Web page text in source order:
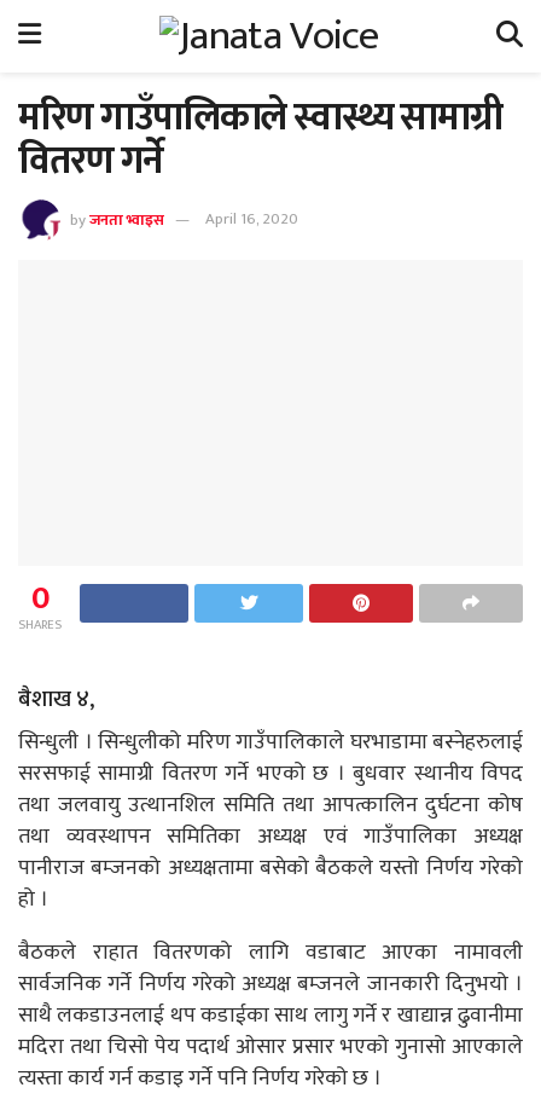
मरिण गाउँपालिकाले स्वास्थ्य सामाग्री
वितरण गर्ने
byजनता भ्वाइस April 16, 2020
0
SHARES
बैशाख ४,
सिन्धुली । सिन्धुलीको मरिण गाउँपालिकाले घरभाडामा बस्नेहरुलाई
सरसफाई सामाग्री वितरण गर्ने भएको छ । बुधवार स्थानीय विपद
तथा जलवायु उत्थानशिल समिति तथा आपत्कालिन दुर्घटना कोष
तथा व्यवस्थापन समितिका अध्यक्ष एवं गाउँपालिका अध्यक्ष
पानीराज बम्जनको अध्यक्षतामा बसेको बैठकले यस्तो निर्णय गरेको
हो ।
बैठकले राहात वितरणको लागि वडाबाट आएका नामावली
सार्वजनिक गर्ने निर्णय गरेको अध्यक्ष बम्जनले जानकारी दिनुभयो ।
साथै लकडाउनलाई थप कडाईका साथ लागु गर्ने र खाद्यान्न ढुवानीमा
मदिरा तथा चिसो पेय पदार्थ ओसार प्रसार भएको गुनासो आएकाले
त्यस्ता कार्य गर्न कडाइ गर्ने पनि निर्णय गरेको छ ।